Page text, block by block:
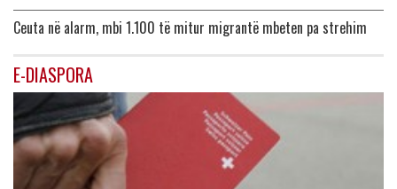
Ceuta në alarm, mbi 1.100 të mitur migrantë mbeten pa strehim
E-DIASPORA